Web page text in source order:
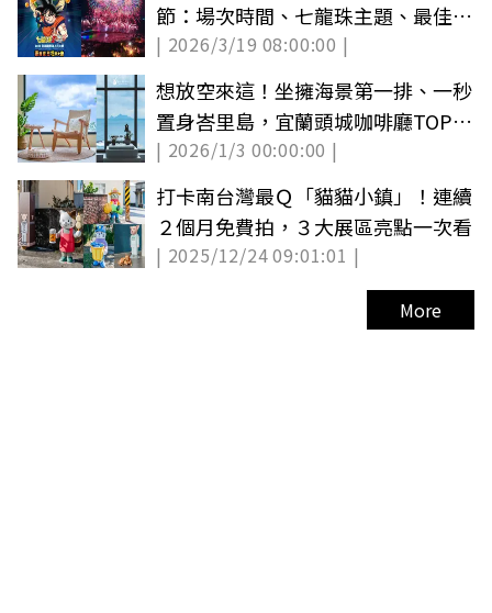
節：場次時間、七龍珠主題、最佳觀
賞點推薦
| 2026/3/19 08:00:00 |
想放空來這！坐擁海景第一排、一秒
置身峇里島，宜蘭頭城咖啡廳TOP10
推薦
| 2026/1/3 00:00:00 |
打卡南台灣最Ｑ「貓貓小鎮」！連續
２個月免費拍，３大展區亮點一次看
| 2025/12/24 09:01:01 |
More